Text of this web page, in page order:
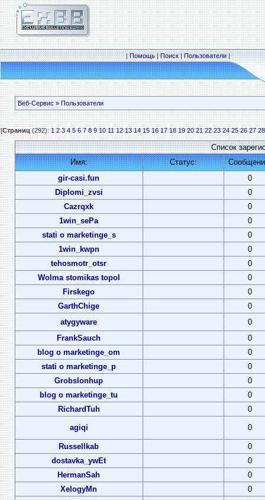
|Помощь|Поиск|Пользователи|
Веб-Сервис » Пользователи
[Страниц(292):1 2 3 4 5 6 7 8 9 10 11 12 13 14 15 16 17 18 19 20 21 22 23 24 25 26 27 28
Список
Имя:
Статус:
gir-casi.fun
0
Diplomi_zvsi
0
Cazrqxk
0
1win_sePa
0
stati o marketinge_s
0
1win_kwpn
0
tehosmotr_otsr
0
Wolma stomikas topol
0
Firskego
0
GarthChige
0
atygyware
0
FrankSauch
0
blog o marketinge_om
0
stati o marketinge_p
0
Grobslonhup
0
blog o marketinge_tu
0
RichardTuh
0
agiqi 0
Russellkab
0
dostavka_ywEt
0
HermanSah
0
XelogyMn
0